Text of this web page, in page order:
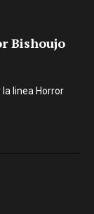
Bishoujo
linea Horror